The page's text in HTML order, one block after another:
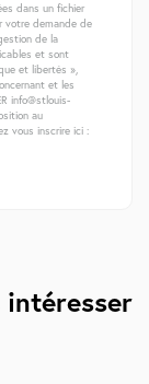
dans un fichier
votre demande de
de la
et sont
et libertés »,
et les
info@stlouis-
au
vous inscrire ici :